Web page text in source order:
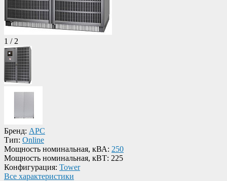
1 / 2
Бренд: APC
Тип: Online
Мощность номинальная, кВА: 250
Мощность номинальная, кВТ: 225
Конфигурация: Tower
Все характеристики